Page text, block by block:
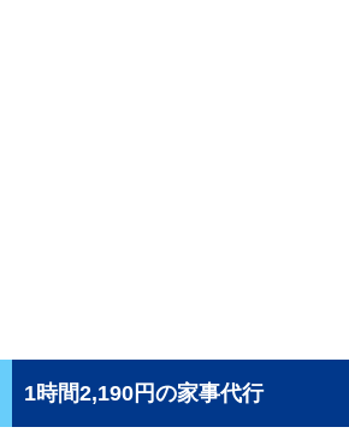
1時間2,190円の家事代行